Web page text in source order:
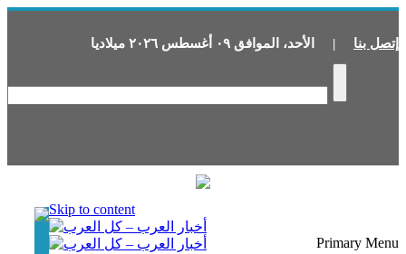
إتصل بنا | الأحد، الموافق ٠٩ أغسطس ٢٠٢٦ ميلاديا
Skip to content
Primary Menu